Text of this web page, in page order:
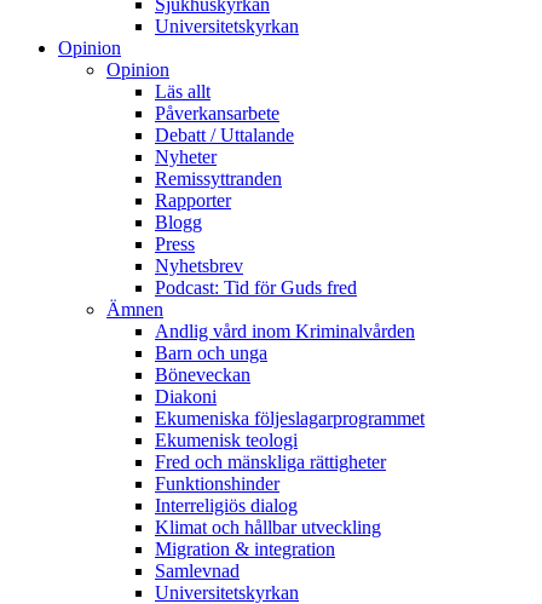
Universitetskyrkan
Opinion
Opinion
Läs allt
Påverkansarbete
Debatt / Uttalande
Nyheter
Remissyttranden
Rapporter
Blogg
Press
Nyhetsbrev
Podcast: Tid för Guds fred
Ämnen
Andlig vård inom Kriminalvården
Barn och unga
Böneveckan
Diakoni
Ekumeniska följeslagarprogrammet
Ekumenisk teologi
Fred och mänskliga rättigheter
Funktionshinder
Interreligiös dialog
Klimat och hållbar utveckling
Migration & integration
Samlevnad
Universitetskyrkan